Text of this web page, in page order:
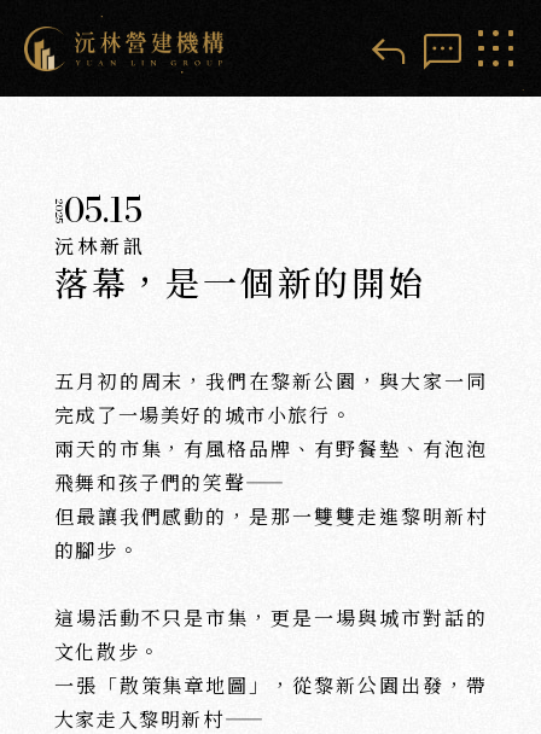
reply sms
202505.15
沅林新訊
落幕，是一個新的開始
五月初的周末，我們在黎新公園，與大家一同
完成了一場美好的城市小旅行。
兩天的市集，有風格品牌、有野餐墊、有泡泡
飛舞和孩子們的笑聲——
但最讓我們感動的，是那一雙雙走進黎明新村
的腳步。
這場活動不只是市集，更是一場與城市對話的
文化散步。
一張「散策集章地圖」，從黎新公園出發，帶
大家走入黎明新村——